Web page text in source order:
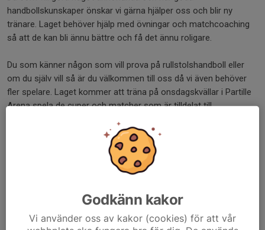
handbollskunskaper önskar vi gärna hjälper oss och blir ny
tränare. Laget behöver hjälp med övningar och matchcoaching
så att de kan bli ännu bättre och få det ännu roligare.
Du som känner någon som vill prova på rullstolshandboll eller
om du själv vill så är du välkommen till oss då vi även behöver
fler spelare. Laget kommer att träna på onsdagskvällar i Partille
Arena spela de cuper och matcher som är tilldelat till
Fredrik Montin
Godkänn kakor
Vi använder oss av kakor (cookies) för att vår